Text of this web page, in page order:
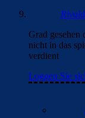
Grad gesehen
nicht in das
verdient
Loggen Sie